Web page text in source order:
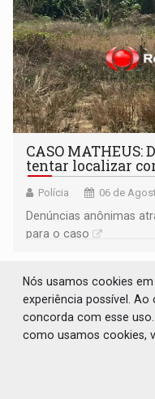
CASO MATHEUS:
tentar localizar
Polícia 06 de
Denúncias anônimas
para o caso
Nós usamos cookies
experiência possível.
concorda com esse
como usamos cookies,